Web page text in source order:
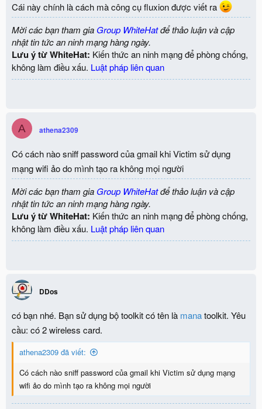
s
:
Cái này chính là cách mà công cụ fluxion được viết ra
Mời các bạn tham gia Group WhiteHatđể thảo luận và cập
nhật tin tức an ninh mạng hàng ngày.
Lưu ý từ WhiteHat: Kiến thức an ninh mạng để phòng chống,
không làm điều xấu. Luật pháp liên quan
A athena2309
Có cách nào sniff password của gmail khi Victim sử dụng
mạng wifi ảo do mình tạo ra không mọi người
Mời các bạn tham gia Group WhiteHatđể thảo luận và cập
nhật tin tức an ninh mạng hàng ngày.
Lưu ý từ WhiteHat: Kiến thức an ninh mạng để phòng chống,
không làm điều xấu. Luật pháp liên quan
DDos
có bạn nhé. Bạn sử dụng bộ toolkit có tên là manatoolkit. Yêu
cầu: có 2 wireless card.
athena2309 đã viết:
Có cách nào sniff password của gmail khi Victim sử dụng mạng
wifi ảo do mình tạo ra không mọi người